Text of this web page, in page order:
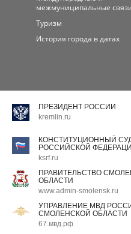
межмуниципальные
Туризм
История города в датах
ПРЕЗИДЕНТ РОССИИ
kremlin.ru
КОНСТИТУЦИОННЫЙ
РОССИЙСКОЙ
ksrf.ru
ПРАВИТЕЛЬСТВО
ОБЛАСТИ
www.admin-smolensk.ru
УПРАВЛЕНИЕ МВД
СМОЛЕНСКОЙ ОБЛАСТИ
67.мвд.рф